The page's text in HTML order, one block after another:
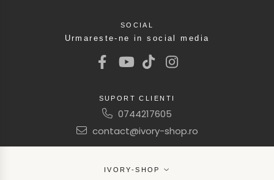
SOCIAL
Urmareste-ne in social media
SUPORT CLIENTI
0744217605
contact@ivory-shop.ro
IVORY-SHOP